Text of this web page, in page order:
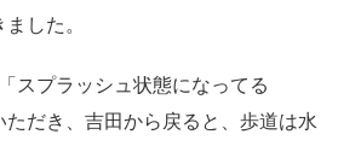
した。
スプラッシュ状態になってる
ただき、吉田から戻ると、歩道は水